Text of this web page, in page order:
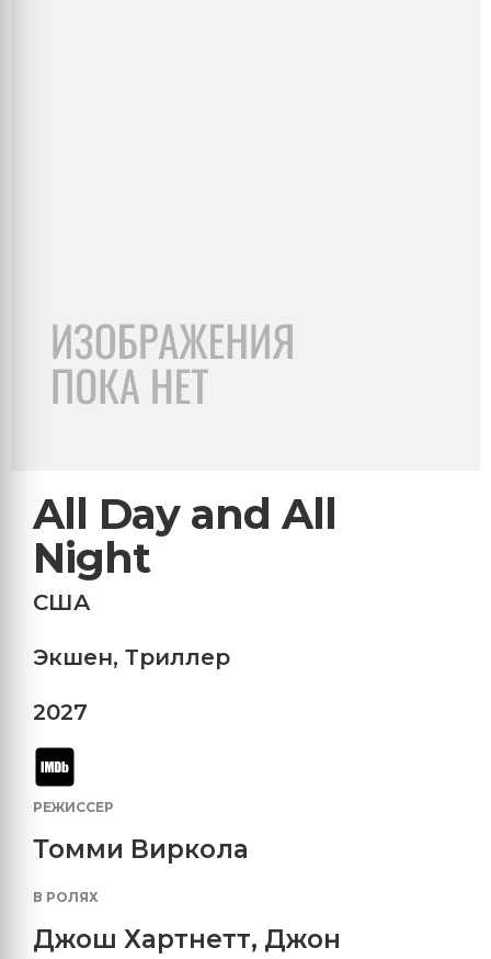
All Day and All
Night
США
Экшен, Триллер
2027
РЕЖИССЕР
Томми Виркола
В РОЛЯХ
Джош Хартнетт, Джон